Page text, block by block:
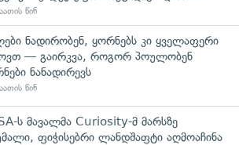
წინ
ნადირობენ, ყორნებს კი ყველაფერი
— გაირკვა, როგორ პოულობენ
ნანადირევს
წინ
ს მავალმა Curiosity-მ მარსზე
ფიჭისებრი ლანდშაფტი აღმოაჩინა